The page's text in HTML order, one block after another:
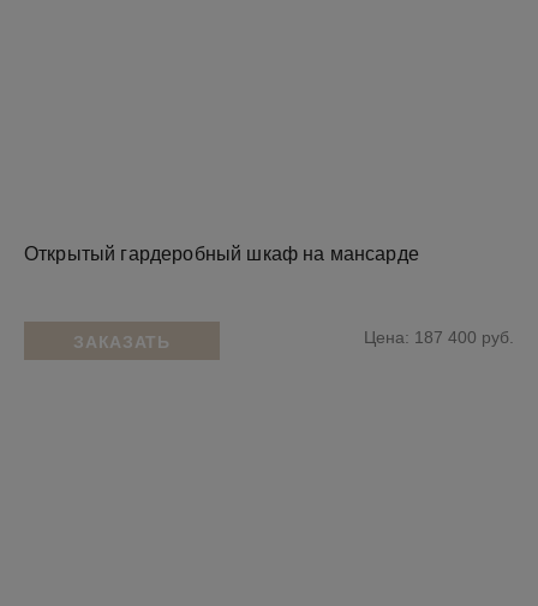
Открытый гардеробный шкаф на мансарде
ЗАКАЗАТЬ Цена: 187 400 руб.